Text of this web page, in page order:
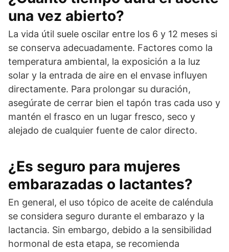
una vez abierto?
La vida útil suele oscilar entre los 6 y 12 meses si
se conserva adecuadamente. Factores como la
temperatura ambiental, la exposición a la luz
solar y la entrada de aire en el envase influyen
directamente. Para prolongar su duración,
asegúrate de cerrar bien el tapón tras cada uso y
mantén el frasco en un lugar fresco, seco y
alejado de cualquier fuente de calor directo.
¿Es seguro para mujeres
embarazadas o lactantes?
En general, el uso tópico de aceite de caléndula
se considera seguro durante el embarazo y la
lactancia. Sin embargo, debido a la sensibilidad
hormonal de esta etapa, se recomienda